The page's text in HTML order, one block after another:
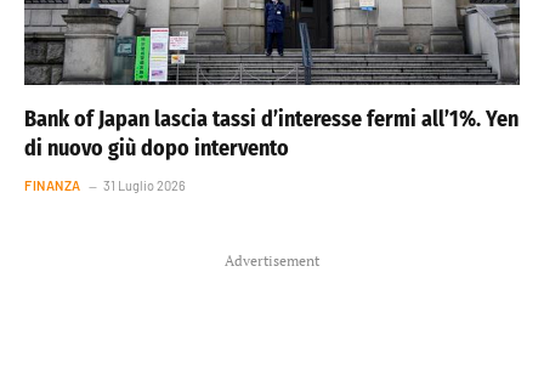
Bank of Japan lascia tassi d’interesse fermi all’1%. Yen
di nuovo giù dopo intervento
FINANZA 31 Luglio 2026
Advertisement